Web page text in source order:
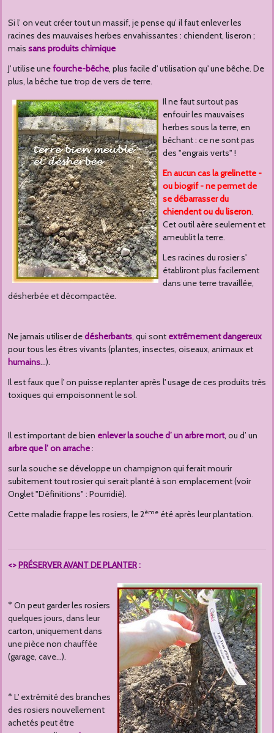
Si l’ on veut créer tout un massif, je pense qu’ il faut enlever les
racines des mauvaises herbes envahissantes : chiendent, liseron ;
mais sans produits chimique
J' utilise unefourche-bêche, plus facile d' utilisation qu' une bêche. De
plus, la bêche tue trop de vers de terre.
Il ne faut surtout pas
enfouir les mauvaises
herbes sous la terre, en
bêchant : ce ne sont pas
des "engrais verts" !
En aucun cas la grelinette -
ou biogrif - ne permet de
se débarrasser du
chiendent ou du liseron.
Cet outil aère seulement et
ameublit la terre.
Les racines du rosier s'
établiront plus facilement
dans une terre travaillée,
désherbée et décompactée.
Ne jamais utiliser dedésherbants, qui sont extrêmementdangereux
pour tous les êtres vivants (plantes, insectes, oiseaux, animaux et
humains…).
Il est faux que l' on puisse replanter après l' usage de ces produits très
toxiques qui empoisonnent le sol.
Il est important de bien enlever la souche d’ un arbre mort, ou d’ un
arbre que l’ on arrache:
sur la souche se développe un champignon qui ferait mourir
subitement tout rosier qui serait planté à son emplacement (voir
Onglet "Définitions" : Pourridié).
Cette maladie frappe les rosiers, le 2ème été après leur plantation.
<>PRÉSERVER AVANT DE PLANTER:
* On peut garder les rosiers
quelques jours, dans leur
carton, uniquement dans
une pièce non chauffée
(garage, cave…).
* L' extrémité des branches
des rosiers nouvellement
achetés peut être